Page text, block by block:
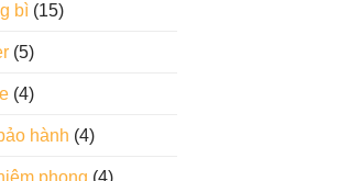
bì(15)
(5)
(4)
hành (4)